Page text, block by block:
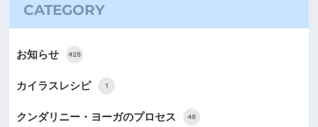
CATEGORY
お知らせ 425
カイラスレシピ 1
クンダリニー・ヨーガのプロセス 45